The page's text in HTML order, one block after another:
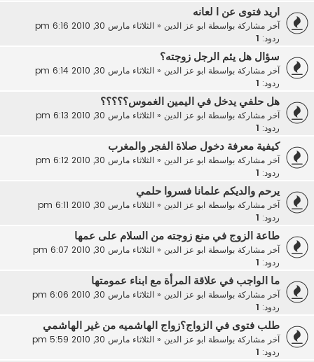
اريد فتوى عن ا لعانه
آخر مشاركة بواسطة ابو عز الدين« الثلاثاء مارس 30, 2010 6:16 pm
ردود:
سؤال هل يئم الرجل زوجته؟
آخر مشاركة بواسطة ابو عز الدين« الثلاثاء مارس 30, 2010 6:14 pm
ردود:
هل حلفي يدخل في اليمين الغموس؟؟؟؟؟
آخر مشاركة بواسطة ابو عز الدين« الثلاثاء مارس 30, 2010 6:13 pm
ردود:
كيفية معرفة دخول صلاة الفجر والمغرب
آخر مشاركة بواسطة ابو عز الدين« الثلاثاء مارس 30, 2010 6:12 pm
ردود:
يرحم والديكم علمانا فسروا حلمي
آخر مشاركة بواسطة ابو عز الدين« الثلاثاء مارس 30, 2010 6:11 pm
ردود:
طاعة الزوج في منع زوجته من السلام على عمها
آخر مشاركة بواسطة ابو عز الدين« الثلاثاء مارس 30, 2010 6:07 pm
ردود:
ما الواجب في علاقة المرأة مع ابناء عمومتها
آخر مشاركة بواسطة ابو عز الدين« الثلاثاء مارس 30, 2010 6:06 pm
ردود:
طلب فتوى في الزواج؟زواج الهاشميه من غير الهاشمي
آخر مشاركة بواسطة ابو عز الدين« الثلاثاء مارس 30, 2010 5:59 pm
ردود: